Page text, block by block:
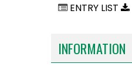
ENTRY LIST
INFORMATION